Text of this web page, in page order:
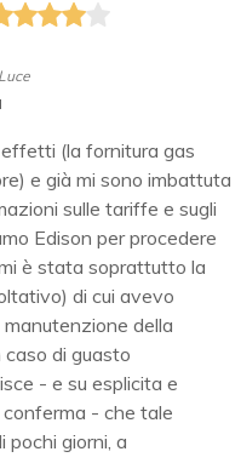
(la fornitura gas
e già mi sono imbattuta
sulle tariffe e sugli
Edison per procedere
è stata soprattutto la
di cui avevo
della
di guasto
- e su esplicita e
- che tale
giorni, a